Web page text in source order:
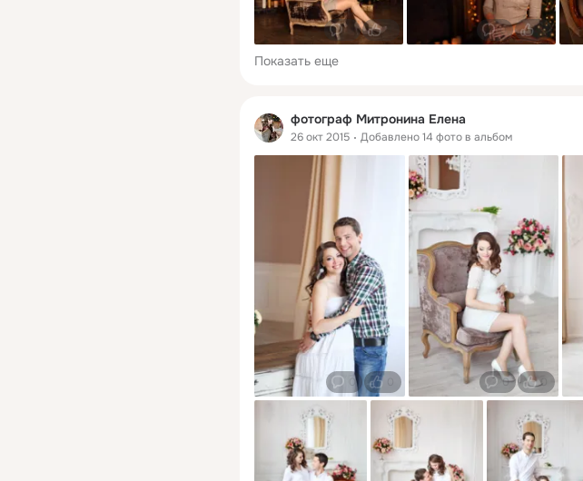
0 0 0 0
Показать еще
фотограф Митронина Елена
26 окт 2015 Добавлено 14 фото в альбом
0 0 0 0